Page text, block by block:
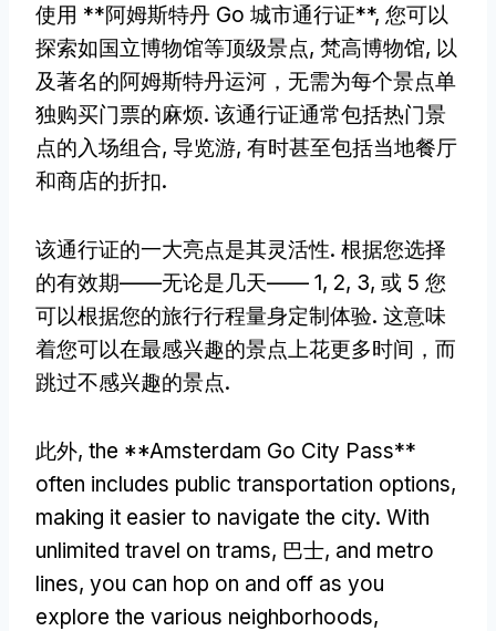
使用 **阿姆斯特丹 Go 城市通行证**, 您可以
探索如国立博物馆等顶级景点, 梵高博物馆, 以
及著名的阿姆斯特丹运河，无需为每个景点单
独购买门票的麻烦. 该通行证通常包括热门景
点的入场组合, 导览游, 有时甚至包括当地餐厅
和商店的折扣.
该通行证的一大亮点是其灵活性. 根据您选择
的有效期——无论是几天—— 1, 2, 3, 或 5 您
可以根据您的旅行行程量身定制体验. 这意味
着您可以在最感兴趣的景点上花更多时间，而
跳过不感兴趣的景点.
此外, the **Amsterdam Go City Pass**
often includes public transportation options,
making it easier to navigate the city. With
unlimited travel on trams, 巴士, and metro
lines, you can hop on and off as you
explore the various neighborhoods,